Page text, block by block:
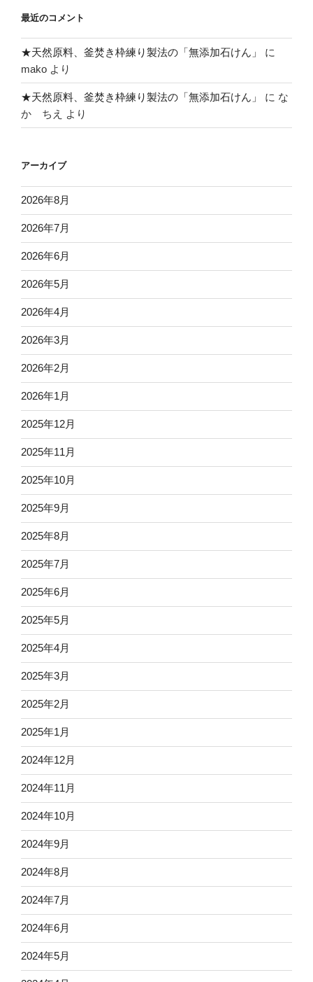
最近のコメント
★天然原料、釜焚き枠練り製法の「無添加石けん」
に
mako より
★天然原料、釜焚き枠練り製法の「無添加石けん」 に な
か ちえ
より
アーカイブ
2026年8月
2026年7月
2026年6月
2026年5月
2026年4月
2026年3月
2026年2月
2026年1月
2025年12月
2025年11月
2025年10月
2025年9月
2025年8月
2025年7月
2025年6月
2025年5月
2025年4月
2025年3月
2025年2月
2025年1月
2024年12月
2024年11月
2024年10月
2024年9月
2024年8月
2024年7月
2024年6月
2024年5月